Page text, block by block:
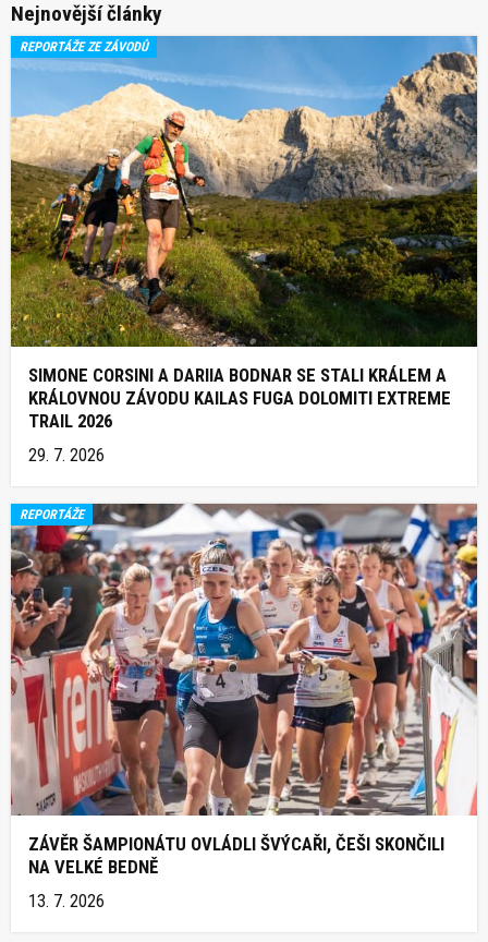
Nejnovější články
REPORTÁŽE ZE ZÁVODŮ
SIMONE CORSINI A DARIIA BODNAR SE STALI KRÁLEM A
KRÁLOVNOU ZÁVODU KAILAS FUGA DOLOMITI EXTREME
TRAIL 2026
29. 7. 2026
REPORTÁŽE
ZÁVĚR ŠAMPIONÁTU OVLÁDLI ŠVÝCAŘI, ČEŠI SKONČILI
NA VELKÉ BEDNĚ
13. 7. 2026